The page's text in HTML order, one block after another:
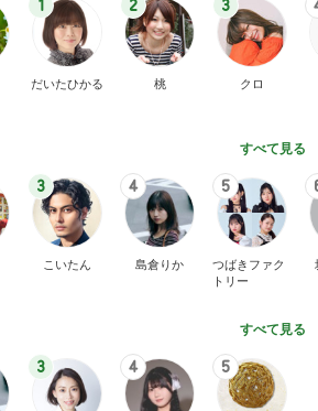
1
だいたひかる
2
桃
3
クロ
すべて見る
3
こいたん
4
島倉りか
5
つばきファク
トリー
すべて見る
3 4 5